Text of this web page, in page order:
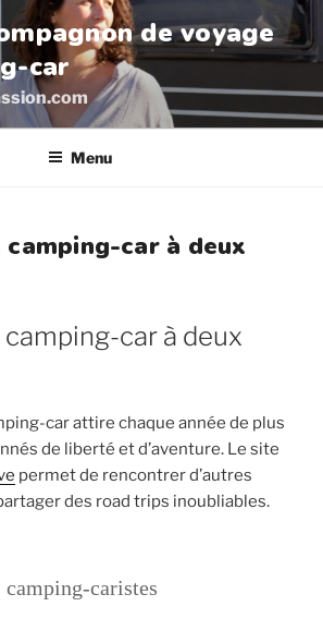
de voyage
car
Menu
car à deux
car à deux
car attire chaque année de plus
de liberté et d’aventure. Le site
permet de rencontrer d’autres
des road trips inoubliables.
camping-caristes